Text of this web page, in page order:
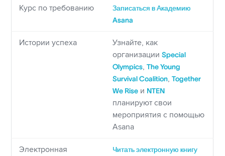
Курс по требованию
Записаться в Академию
Asana
Истории успеха
Узнайте, как
организацииSpecial
Olympics,The Young
Survival Coalition,Together
We Rise и NTEN
планируют свои
мероприятия с помощью
Asana
Электронная
Читать электронную книгу